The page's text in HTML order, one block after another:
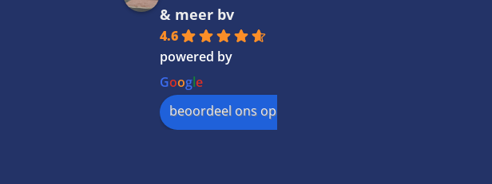
& meer bv
4.6
powered by
Google
beoordeel ons op